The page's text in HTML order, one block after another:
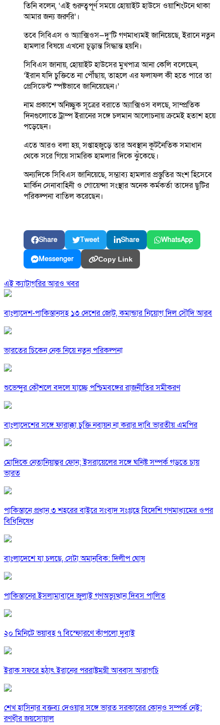
তিনি বলেন, ‘এই গুরুত্বপূর্ণ সময়ে হোয়াইট হাউসে ওয়াশিংটনে থাকা
আমার জন্য জরুরি’।
তবে সিবিএস ও অ্যাক্সিওস—দু’টি গণমাধ্যমই জানিয়েছে, ইরানে নতুন
হামলার বিষয়ে এখনো চূড়ান্ত সিদ্ধান্ত হয়নি।
সিবিএস জানায়, হোয়াইট হাউসের মুখপাত্র আনা কেলি বলেছেন,
‘ইরান যদি চুক্তিতে না পৌঁছায়, তাহলে এর ফলাফল কী হতে পারে তা
প্রেসিডেন্ট স্পষ্টভাবে জানিয়েছেন।’
নাম প্রকাশে অনিচ্ছুক সূত্রের বরাতে অ্যাক্সিওস বলছে, সাম্প্রতিক
দিনগুলোতে ট্রাম্প ইরানের সঙ্গে চলমান আলোচনায় ক্রমেই হতাশ হয়ে
পড়েছেন।
এতে আরও বলা হয়, সপ্তাহজুড়ে তার অবস্থান কূটনৈতিক সমাধান
থেকে সরে গিয়ে সামরিক হামলার দিকে ঝুঁকেছে।
অন্যদিকে সিবিএস জানিয়েছে, সম্ভাব্য হামলার প্রস্তুতির অংশ হিসেবে
মার্কিন সেনাবাহিনী ও গোয়েন্দা সংস্থার অনেক কর্মকর্তা তাদের ছুটির
পরিকল্পনা বাতিল করেছেন।
Share Tweet Share WhatsApp
Messenger Copy Link
এই ক্যাটাগরির আরও খবর
বাংলাদেশ-পাকিস্তানসহ ১৩ দেশের জোট, কমান্ডার নিয়োগ দিল সৌদি আরব
ভারতের চিকেন নেক নিয়ে নতুন পরিকল্পনা
শুভেন্দুর কৌশলে বদলে যাচ্ছে পশ্চিমবঙ্গের রাজনীতির সমীকরণ
বাংলাদেশের সঙ্গে ফারাক্কা চুক্তি নবায়ন না করার দাবি ভারতীয় এমপির
মোদিকে নেতানিয়াহুর ফোন; ইসরায়েলের সঙ্গে ঘনিষ্ট সম্পর্ক গড়তে চায়
ভারত
পাকিস্তানে প্রধান ৩ শহরের বাইরে সংবাদ সংগ্রহে বিদেশি গণমাধ্যমের ওপর
বিধিনিষেধ
বাংলাদেশে যা চলছে, সেটা অমানবিক: দিলীপ ঘোষ
পাকিস্তানের ইসলামাবাদে জুলাই গণঅভ্যুত্থান দিবস পালিত
২০ মিনিটে ভয়াবহ ৭ বিস্ফোরণে কাঁপলো দুবাই
ইরাক সফরে হঠাৎ ইরানের পররাষ্ট্রমন্ত্রী আব্বাস আরাগচি
শেখ হাসিনার বক্তব্য দেওয়ার সঙ্গে ভারত সরকারের কোনও সম্পর্ক নেই:
রণধীর জয়সোয়াল